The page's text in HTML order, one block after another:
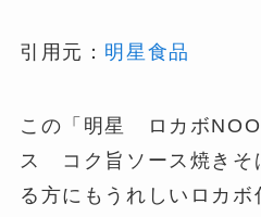
引用元： 明星食品
この「明星 ロカボ
ス コク旨ソース焼きそ
る方にもうれしいロカボ